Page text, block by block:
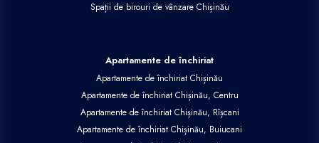
Case vile de închiriat Chișinău, Botanica
Case vile de închiriat Chișinău, Telecentru
Terenuri de închiriat
Terenuri de închiriat Chișinău